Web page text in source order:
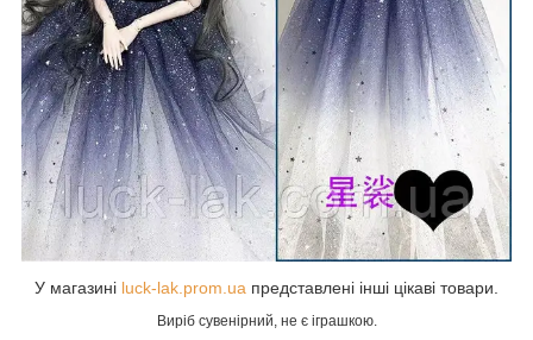
У магазині luck-lak.prom.ua представлені інші цікаві товари.
Виріб сувенірний, не є іграшкою.